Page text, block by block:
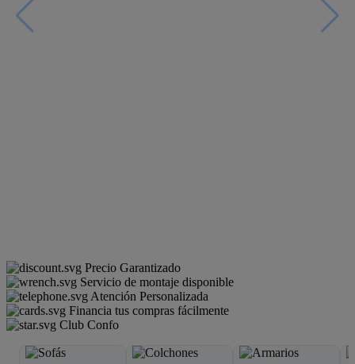
Precio Garantizado
Servicio de montaje disponible
Atención Personalizada
Financia tus compras fácilmente
Club Confo